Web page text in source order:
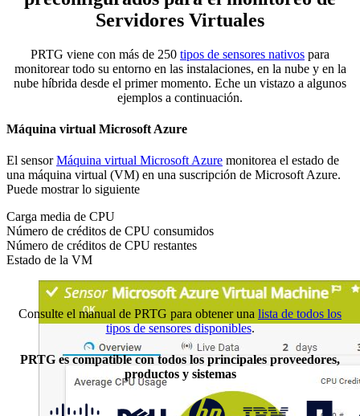
Servidores Virtuales
PRTG viene con más de 250 tipos de sensores nativos para
monitorear todo su entorno en las instalaciones, en la nube y en la
nube híbrida desde el primer momento. Eche un vistazo a algunos
ejemplos a continuación.
Máquina virtual Microsoft Azure
El sensorMáquina virtual Microsoft Azure monitorea el estado de
una máquina virtual (VM) en una suscripción de Microsoft Azure.
Puede mostrar lo siguiente
Carga media de CPU
Número de créditos de CPU consumidos
Número de créditos de CPU restantes
Estado de la VM
Consulte el manual de PRTG para obtener una lista de todos los
tipos de sensores disponibles.
PRTG es compatible con todos los principales proveedores,
productos y sistemas